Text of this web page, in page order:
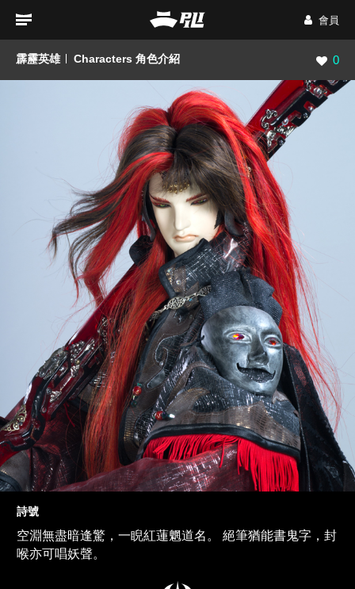
會員
霹靂英雄 Characters 角色介紹 瀏覽
0
詩號
空淵無盡暗逢驚，一睨紅蓮魍道名。 絕筆猶能書鬼字，封
喉亦可唱妖聲。